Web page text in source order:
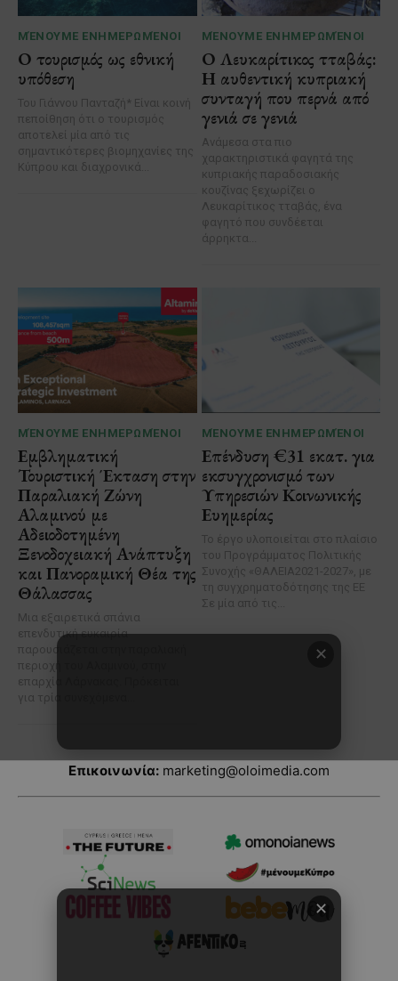
Επικοινωνία: marketing@oloimedia.com
✕